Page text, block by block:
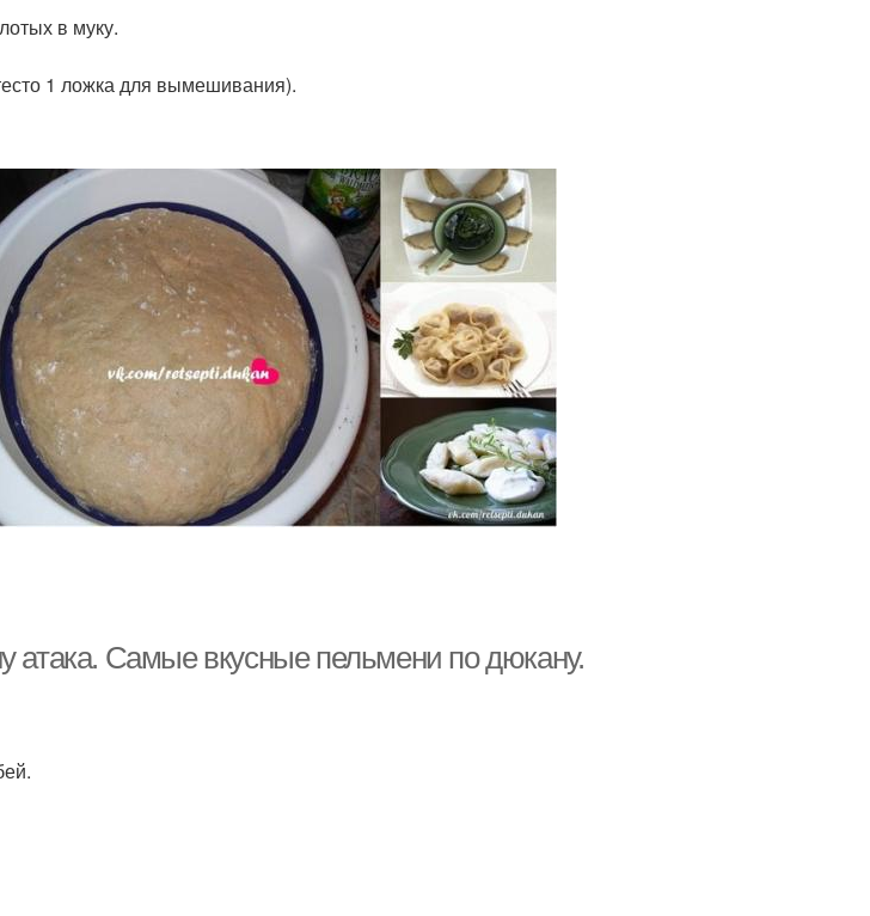
в муку.
1 ложка для вымешивания).
атака. Самые вкусные пельмени по дюкану.